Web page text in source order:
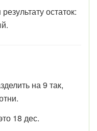
остаток:
на 9 так,
18 дес.